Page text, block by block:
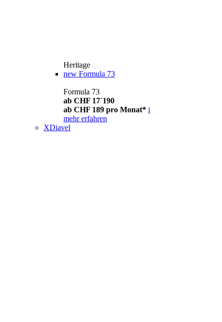
Heritage
new Formula 73
Formula 73
ab CHF 17´190
ab CHF 189 pro Monat* i
mehr erfahren
XDiavel